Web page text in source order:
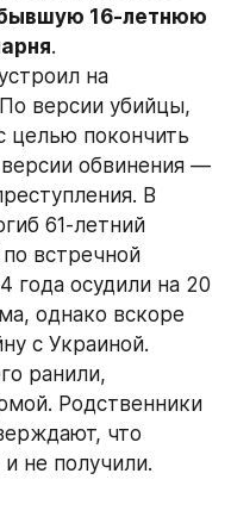
16-летнюю
.
на
версии убийцы,
целью покончить
обвинения —
В
61-летний
встречной
года осудили на 20
однако вскоре
с Украиной.
ранили,
Родственники
что
не получили.